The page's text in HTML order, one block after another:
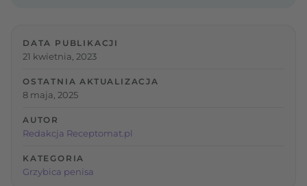
DATA PUBLIKACJI
21 kwietnia, 2023
OSTATNIA AKTUALIZACJA
8 maja, 2025
AUTOR
Redakcja Receptomat.pl
KATEGORIA
Grzybica penisa